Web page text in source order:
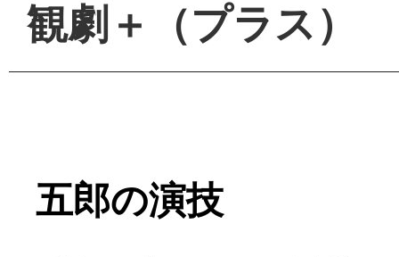
観劇＋（プラス）
五郎の演技